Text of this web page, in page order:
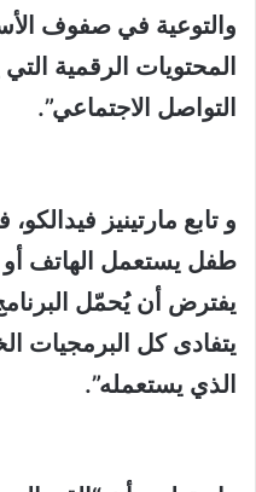
والتوعية في صفوف
المحتويات الرقمية
التواصل الاجتماعي”.
و تابع مارتينيز
طفل يستعمل الهاتف أو
يفترض أن يُحمّل
يتفادى كل البرمجيات
الذي يستعمله”.